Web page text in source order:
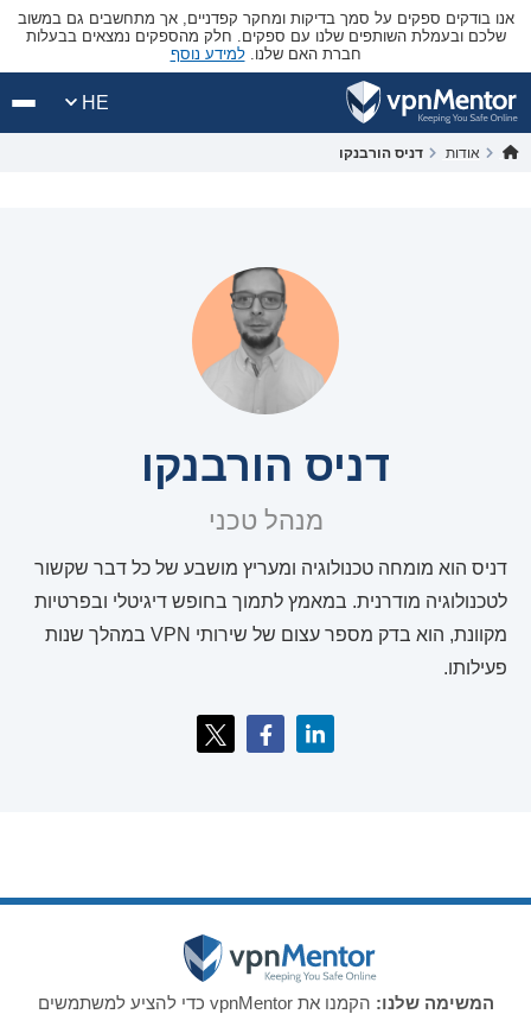
אנו בודקים ספקים על סמך בדיקות ומחקר קפדניים, אך מתחשבים גם במשוב
שלכם ובעמלת השותפים שלנו עם ספקים. חלק מהספקים נמצאים בבעלות
חברת האם שלנו.למידע נוסף
HE
אודות דניס הורבנקו
דניס הורבנקו
מנהל טכני
דניס הוא מומחה טכנולוגיה ומעריץ מושבע של כל דבר שקשור
לטכנולוגיה מודרנית. במאמץ לתמוך בחופש דיגיטלי ובפרטיות
מקוונת, הוא בדק מספר עצום של שירותי VPN במהלך שנות
פעילותו.
המשימה שלנו:
הקמנו את vpnMentor כדי להציע למשתמשים